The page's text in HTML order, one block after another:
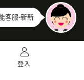
登入
客服-新新